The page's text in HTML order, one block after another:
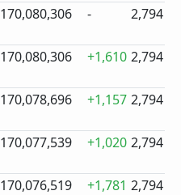
170,080,306 - 2,794
170,080,306 +1,610 2,794
170,078,696 +1,157 2,794
170,077,539 +1,020 2,794
170,076,519 +1,781 2,794